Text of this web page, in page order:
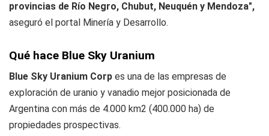
provincias de Río Negro, Chubut, Neuquén y Mendoza",
aseguró el portal Minería y Desarrollo.
Qué hace Blue Sky Uranium
Blue Sky Uranium Corp es una de las empresas de
exploración de uranio y vanadio mejor posicionada de
Argentina con más de 4.000 km2 (400.000 ha) de
propiedades prospectivas.